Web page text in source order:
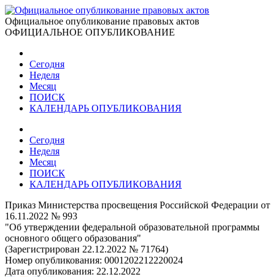
Официальное опубликование правовых актов
ОФИЦИАЛЬНОЕ ОПУБЛИКОВАНИЕ
Сегодня
Неделя
Месяц
ПОИСК
КАЛЕНДАРЬ ОПУБЛИКОВАНИЯ
Сегодня
Неделя
Месяц
ПОИСК
КАЛЕНДАРЬ ОПУБЛИКОВАНИЯ
Приказ Министерства просвещения Российской Федерации от
16.11.2022 № 993
"Об утверждении федеральной образовательной программы
основного общего образования"
(Зарегистрирован 22.12.2022 № 71764)
Номер опубликования: 0001202212220024
Дата опубликования: 22.12.2022